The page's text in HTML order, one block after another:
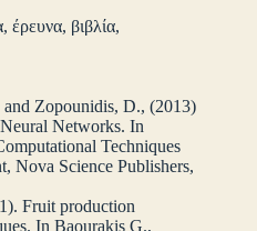
έρευνα, βιβλία,
Zopounidis, D., (2013)
Networks. In
Techniques
Nova Science Publishers,
Fruit production
In Baourakis G.,